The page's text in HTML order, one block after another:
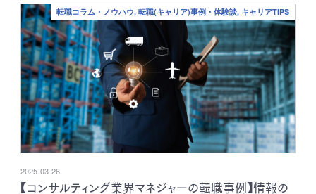
転職コラム・ノウハウ, 転職(キャリア)事例・体験談, キャリアTIPS
2025-03-26
【コンサルティング業界マネジャーの転職事例】情報の